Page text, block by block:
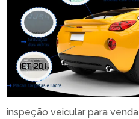
inspeção veicular para venda